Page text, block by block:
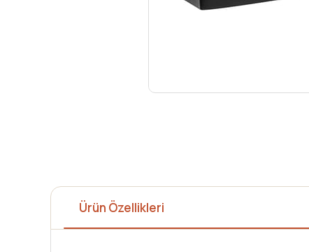
Ürün Özellikleri